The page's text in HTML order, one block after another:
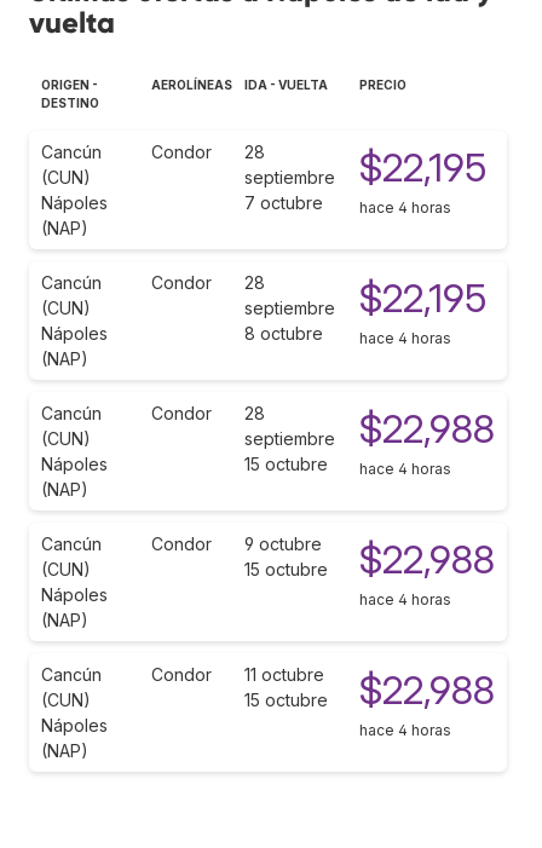
vuelta
ORIGEN -
DESTINO
AEROLÍNEAS IDA - VUELTA PRECIO
Cancún
(CUN)
Nápoles
(NAP)
Condor
28
septiembre
7 octubre
$22,195
hace 4 horas
Cancún
(CUN)
Nápoles
(NAP)
Condor
28
septiembre
8 octubre
$22,195
hace 4 horas
Cancún
(CUN)
Nápoles
(NAP)
Condor
28
septiembre
15 octubre
$22,988
hace 4 horas
Cancún
(CUN)
Nápoles
(NAP)
Condor
9 octubre
15 octubre
$22,988
hace 4 horas
Cancún
(CUN)
Nápoles
(NAP)
Condor
11 octubre
15 octubre
$22,988
hace 4 horas